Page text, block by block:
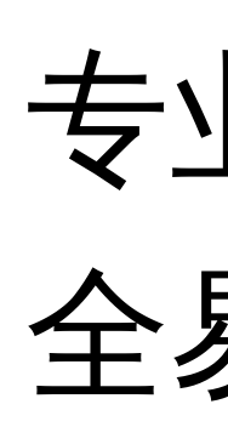
专
全